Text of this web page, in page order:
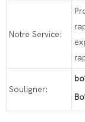
Notre Service:
Souligner: